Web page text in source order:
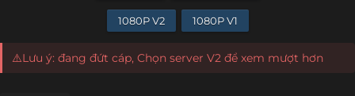
1080P V2 1080P V1
⚠️Lưu ý: đang đứt cáp, Chọn server V2 để xem mượt hơn